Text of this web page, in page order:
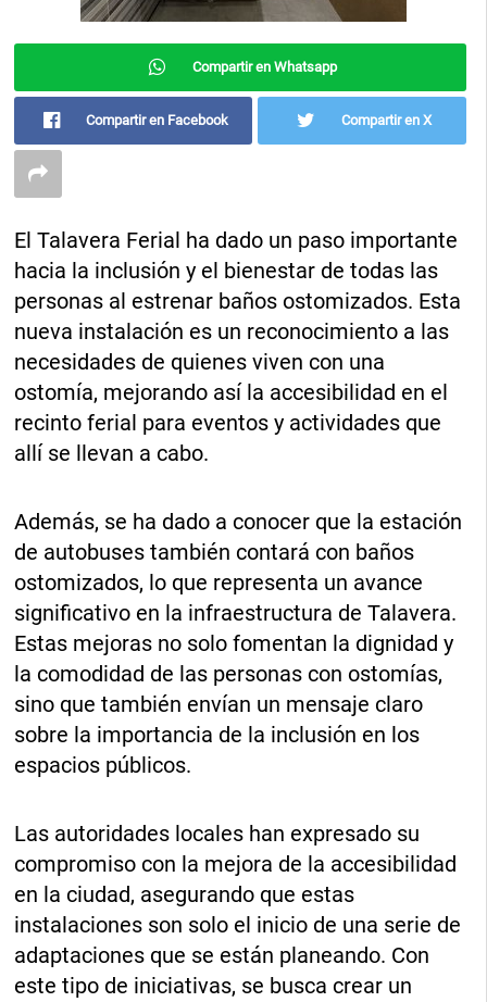
Compartir en Whatsapp
Compartir en Facebook Compartir en X
El Talavera Ferial ha dado un paso importante
hacia la inclusión y el bienestar de todas las
personas al estrenar baños ostomizados. Esta
nueva instalación es un reconocimiento a las
necesidades de quienes viven con una
ostomía, mejorando así la accesibilidad en el
recinto ferial para eventos y actividades que
allí se llevan a cabo.
Además, se ha dado a conocer que la estación
de autobuses también contará con baños
ostomizados, lo que representa un avance
significativo en la infraestructura de Talavera.
Estas mejoras no solo fomentan la dignidad y
la comodidad de las personas con ostomías,
sino que también envían un mensaje claro
sobre la importancia de la inclusión en los
espacios públicos.
Las autoridades locales han expresado su
compromiso con la mejora de la accesibilidad
en la ciudad, asegurando que estas
instalaciones son solo el inicio de una serie de
adaptaciones que se están planeando. Con
este tipo de iniciativas, se busca crear un